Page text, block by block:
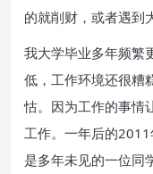
的就削财，或者遇到
我大学毕业多年频繁
低，工作环境还很糟
怙。因为工作的事情
工作。一年后的
是多年未见的一位同